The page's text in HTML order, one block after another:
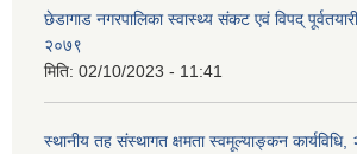
छेडागाड नगरपालिका स्वास्थ्य संकट एवं विपद्
२०७९
मिति: 02/10/2023 - 11:41
स्थानीय तह संस्थागत क्षमता स्वमूल्याङ्कन